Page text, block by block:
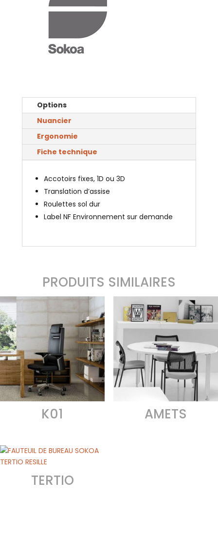
Options
Nuancier
Ergonomie
Fiche technique
Accotoirs fixes, 1D ou 3D
Translation d’assise
Roulettes sol dur
Label NF Environnement sur demande
PRODUITS SIMILAIRES
K01 AMETS
TERTIO